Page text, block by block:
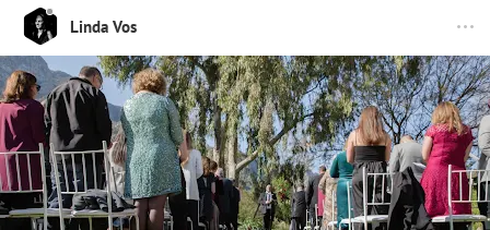
Linda Vos